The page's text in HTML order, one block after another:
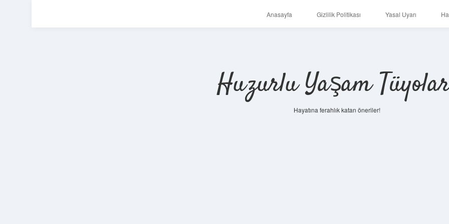
Anasayfa Gizlilik Politikası Yasal Uyarı
Huzurlu Yaşam
Hayatına ferahlık katan öneriler!